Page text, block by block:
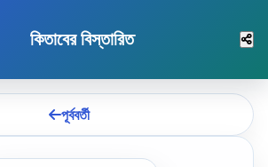
কিতাবের বিস্তারিত
পূর্ববর্তী